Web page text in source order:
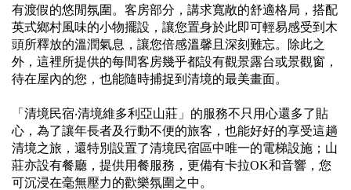
有渡假的悠閒氛圍。客房部分，講求寬敞的舒適格局，搭配
英式鄉村風味的小物擺設，讓您置身於此即可輕易感受到木
頭所釋放的溫潤氣息，讓您倍感溫馨且深刻難忘。除此之
外，這裡所提供的每間客房幾乎都設有觀景露台或景觀窗，
待在屋內的您，也能隨時捕捉到清境的最美畫面。
「清境民宿‧清境維多利亞山莊」的服務不只用心還多了貼
心，為了讓年長者及行動不便的旅客，也能好好的享受這趟
清境之旅，還特別設置了清境民宿區中唯一的電梯設施；山
莊亦設有餐廳，提供用餐服務，更備有卡拉OK和音響，您
可沉浸在毫無壓力的歡樂氛圍之中。